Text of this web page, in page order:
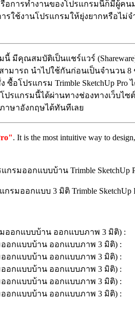
อการทำงานของโปรแกรมนี้ก็มีผู้ค
รใช้งานโปรแกรมให้ยุ่งยากหรือไม่จ
นี้ มีคุณสมบัติเป็นแชร์แวร์
สามารถ นำไปใช้กันก่อนเป็นจำนวน
อโปรแกรม Trimble SketchUp Pro
แกรมนี้ได้ผ่านทางช่องทางเว็บไซต์
ภาษาอังกฤษได้ทันทีเลย
". It is the most intuitive way to